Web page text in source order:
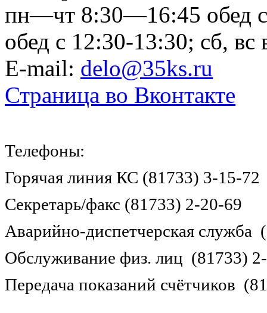
пн—чт 8:30—16:45 обед
обед с 12:30-13:30; сб, вс
E-mail: delo@35ks.ru
Страница во Вконтакте
Телефоны:
Горячая линия КС (81733) 3-15-72
Секретарь/факс (81733) 2-20-69
Аварийно-диспетчерская служба
Обслуживание физ. лиц (81733)
Передача показаний счётчиков